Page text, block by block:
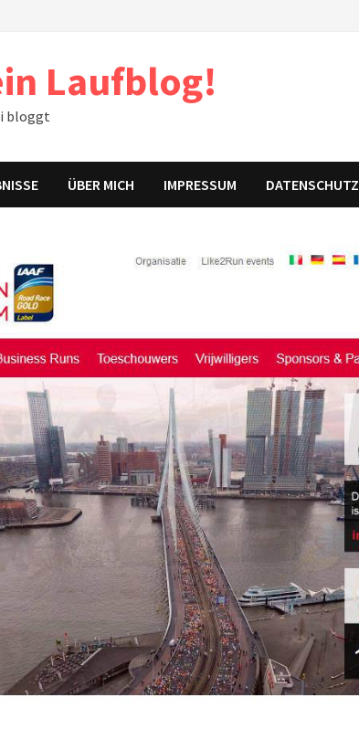
Laufblog!
bloggt
ÜBER MICH IMPRESSUM DATENSCHUTZ